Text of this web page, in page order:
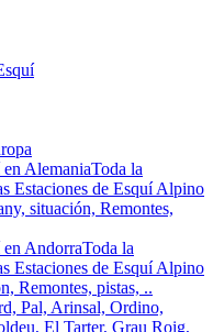
en AlemaniaToda la
Estaciones de Esquí Alpino
situación, Remontes,
en AndorraToda la
Estaciones de Esquí Alpino
Remontes, pistas, ..
Pal, Arinsal, Ordino,
El Tarter, Grau Roig,